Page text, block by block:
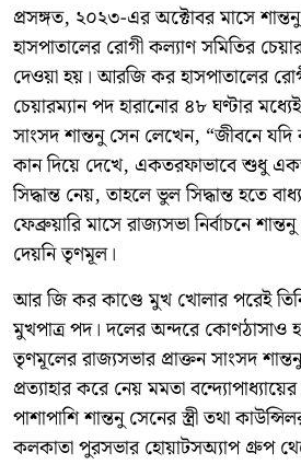
প্রসঙ্গত, ২০২৩-এর অক্টোবর মাসে
হাসপাতালের রোগী কল্যাণ সমিতির
দেওয়া হয়। আরজি কর হাসপাতালের
চেয়ারম্যান পদ হারানোর ৪৮ ঘণ্টার
সাংসদ শান্তনু সেন লেখেন, “জীবনে
কান দিয়ে দেখে, একতরফাভাবে শুধু
সিদ্ধান্ত নেয়, তাহলে ভুল সিদ্ধান্ত হতে
ফেব্রুয়ারি মাসে রাজ্যসভা নির্বাচনে
দেয়নি তৃণমূল।
আর জি কর কাণ্ডে মুখ খোলার পরেই
মুখপাত্র পদ। দলের অন্দরে কোণঠাসাও
তৃণমূলের রাজ্যসভার প্রাক্তন সাংসদ
প্রত্যাহার করে নেয় মমতা
পাশাপাশি শান্তনু সেনের স্ত্রী তথা
কলকাতা পুরসভার হোয়াটসঅ্যাপ গ্রুপ